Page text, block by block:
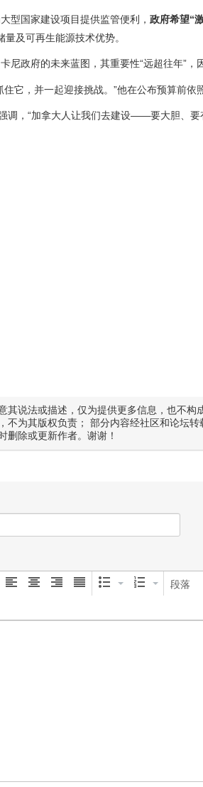
型国家建设项目提供监管便利， 政府希望“
及可再生能源技术优势。
尼政府的未来蓝图，其重要性“远超往年”，
它，并一起迎接挑战。”他在公布预算前依
调，“加拿大人让我们去建设——要大胆、要
其说法或描述，仅为提供更多信息，也不
不为其版权负责； 部分内容经社区和论坛
删除或更新作者。谢谢！
段落